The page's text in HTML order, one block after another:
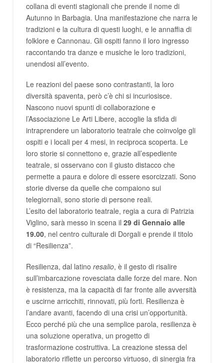
collana di eventi stagionali che prende il nome di
Autunno in Barbagia. Una manifestazione che narra le
tradizioni e la cultura di questi luoghi, e le annaffia di
folklore e Cannonau. Gli ospiti fanno il loro ingresso
raccontando tra danze e musiche le loro tradizioni,
unendosi all’evento.
Le reazioni del paese sono contrastanti, la loro
diversità spaventa, però c’è chi si incuriosisce.
Nascono nuovi spunti di collaborazione e
l’Associazione Le Arti Libere, accoglie la sfida di
intraprendere un laboratorio teatrale che coinvolge gli
ospiti e i locali per 4 mesi, in reciproca scoperta. Le
loro storie si connettono e, grazie all’espediente
teatrale, si osservano con il giusto distacco che
permette a paura e dolore di essere esorcizzati. Sono
storie diverse da quelle che compaiono sui
telegiornali, sono storie di persone reali.
L’esito del laboratorio teatrale, regia a cura di Patrizia
Viglino, sarà messo in scena il 29 di Gennaio alle
19.00, nel centro culturale di Dorgali e prende il titolo
di “Resilienza”.
Resilienza, dal latino resalio, è il gesto di risalire
sull’imbarcazione rovesciata dalle forze del mare. Non
è resistenza, ma la capacità di far fronte alle avversità
e uscirne arricchiti, rinnovati, più forti. Resilienza è
l’andare avanti, facendo di una crisi un’opportunità.
Ecco perché più che una semplice parola, resilienza è
una soluzione operativa, un progetto di
trasformazione costruttiva. La creazione stessa del
laboratorio riflette un percorso virtuoso, di sinergia fra